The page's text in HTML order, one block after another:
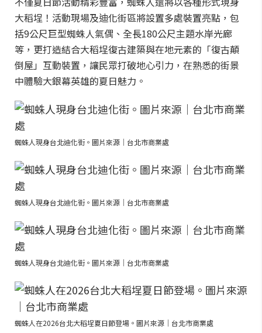
大稻埕！活動現場及迪化街區將設置多處裝置亮點，包
括9公尺巨型蜘蛛人氣偶、全長180公尺主題水岸光廊
等，更打造結合大稻埕復古建築與在地元素的「復古顛
倒屋」互動裝置，讓民眾打破地心引力，在熟悉的街景
中體驗大銀幕英雄的夏日魅力。
蜘蛛人現身台北迪化街。圖片來源｜台北市商業處
蜘蛛人現身台北迪化街。圖片來源｜台北市商業處
蜘蛛人現身台北迪化街。圖片來源｜台北市商業處
蜘蛛人在2026台北大稻埕夏日節登場。圖片來源｜台北市商業處